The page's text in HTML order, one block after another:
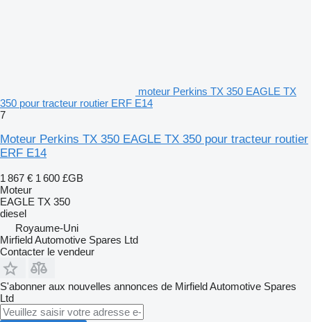
moteur Perkins TX 350 EAGLE TX
350 pour tracteur routier ERF E14
7
Moteur Perkins TX 350 EAGLE TX 350 pour tracteur routier
ERF E14
1 867 € 1 600 £GB
Moteur
EAGLE TX 350
diesel
Royaume-Uni
Mirfield Automotive Spares Ltd
Contacter le vendeur
S'abonner aux nouvelles annonces de Mirfield Automotive Spares
Ltd